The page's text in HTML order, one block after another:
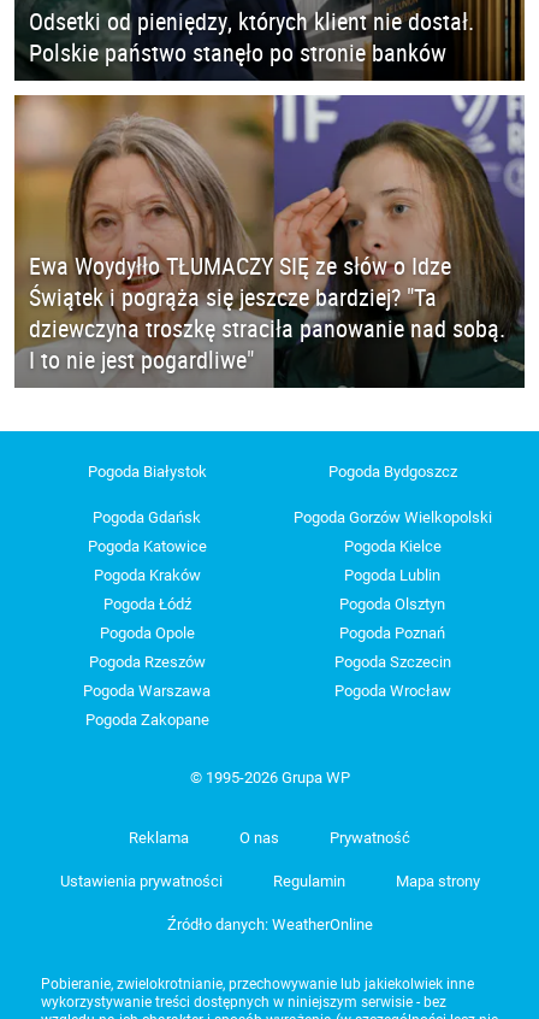
Odsetki od pieniędzy, których klient nie dostał.
Polskie państwo stanęło po stronie banków
Ewa Woydyłło TŁUMACZY SIĘ ze słów o Idze
Świątek i pogrąża się jeszcze bardziej? "Ta
dziewczyna troszkę straciła panowanie nad sobą.
I to nie jest pogardliwe"
Pogoda Białystok Pogoda Bydgoszcz
Pogoda Gdańsk
Pogoda Gorzów Wielkopolski
Pogoda Katowice
Pogoda Kielce
Pogoda Kraków
Pogoda Lublin
Pogoda Łódź
Pogoda Olsztyn
Pogoda Opole
Pogoda Poznań
Pogoda Rzeszów
Pogoda Szczecin
Pogoda Warszawa
Pogoda Wrocław
Pogoda Zakopane
© 1995-2026 Grupa WP
Reklama O nas Prywatność
Ustawienia prywatności Regulamin Mapa strony
Źródło danych: WeatherOnline
Pobieranie, zwielokrotnianie, przechowywanie lub jakiekolwiek inne
wykorzystywanie treści dostępnych w niniejszym serwisie - bez